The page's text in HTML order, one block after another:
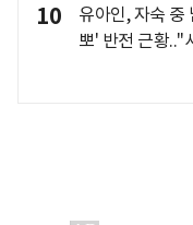
10
유아인, 자숙 중
뽀' 반전 근황.."